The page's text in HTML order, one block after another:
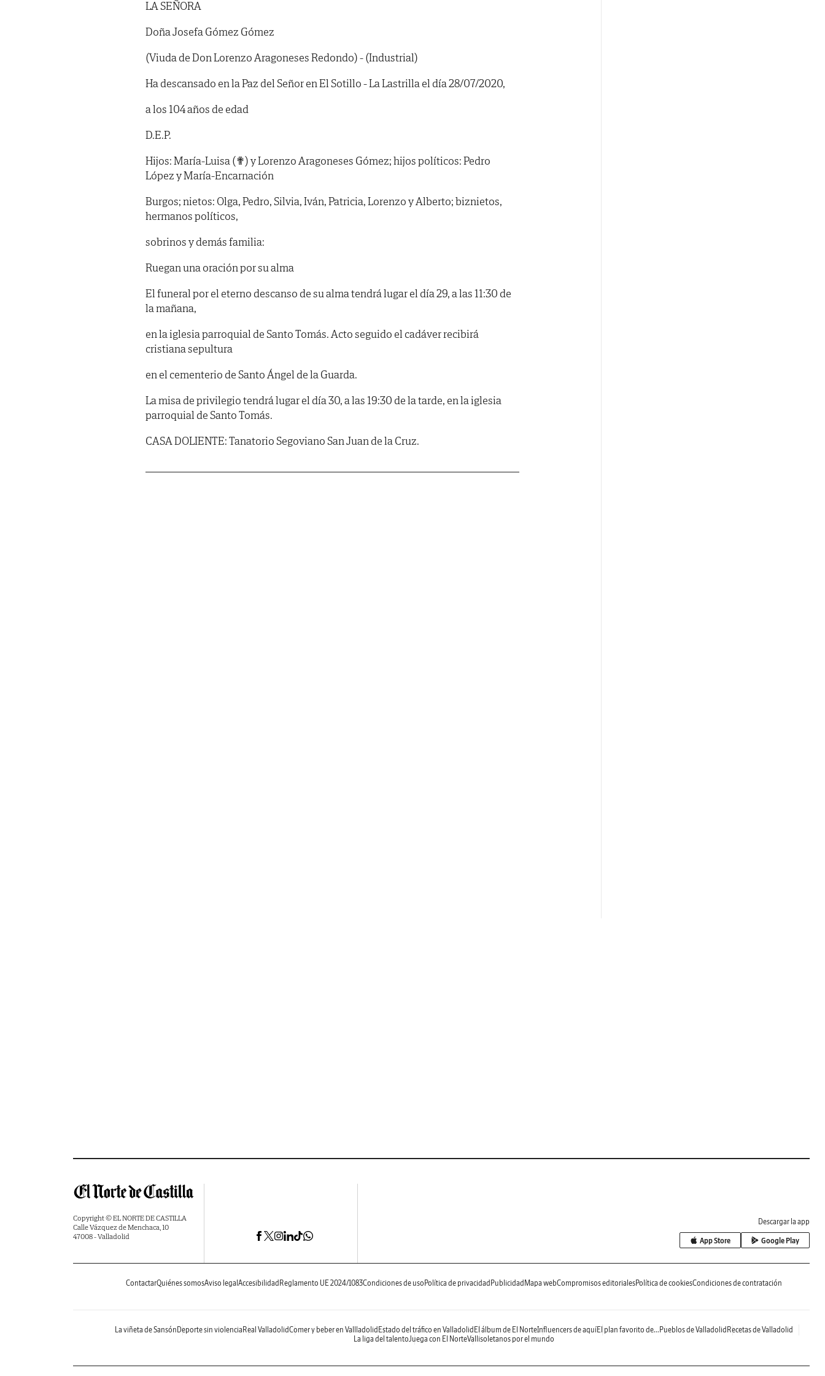
LA SEÑORA
Doña Josefa Gómez Gómez
(Viuda de Don Lorenzo Aragoneses Redondo) - (Industrial)
Ha descansado en la Paz del Señor en El Sotillo - La Lastrilla el día 28/07/2020,
a los 104 años de edad
D.E.P.
Hijos: María-Luisa (✟) y Lorenzo Aragoneses Gómez; hijos políticos: Pedro
López y María-Encarnación
Burgos; nietos: Olga, Pedro, Silvia, Iván, Patricia, Lorenzo y Alberto; biznietos,
hermanos políticos,
sobrinos y demás familia:
Ruegan una oración por su alma
El funeral por el eterno descanso de su alma tendrá lugar el día 29, a las 11:30 de
la mañana,
en la iglesia parroquial de Santo Tomás. Acto seguido el cadáver recibirá
cristiana sepultura
en el cementerio de Santo Ángel de la Guarda.
La misa de privilegio tendrá lugar el día 30, a las 19:30 de la tarde, en la iglesia
parroquial de Santo Tomás.
CASA DOLIENTE: Tanatorio Segoviano San Juan de la Cruz.
Copyright © EL NORTE DE CASTILLA
Calle Vázquez de Menchaca, 10
47008 - Valladolid
Descargar la app
App Store Google Play
ContactarQuiénes somosAviso legal Accesibilidad Reglamento UE 2024/1083Condiciones de uso Política de privacidad Publicidad Mapa webCompromisos editorialesPolítica de cookiesCondiciones de contratación
La viñeta de Sansón Deporte sin violencia Real ValladolidComer y beber en Vallladolid Estado del tráfico en Valladolid El álbum de El NorteInfluencers de aquíEl plan favorito de... Pueblos de Valladolid Recetas de Valladolid
La liga del talentoJuega con El NorteVallisoletanos por el mundo